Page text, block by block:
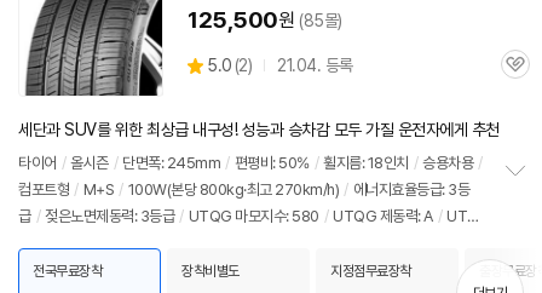
125,500원 (85몰)
별
5.0 (상
2) 21.04. 등록
관
세단과 SUV를 위한 최상급 내구성! 성능과 승차감 모두 가질 운전자에게 추천
타이어 / 올시즌 / 단면폭: 245mm / 편평비: 50% / 휠지름: 18인치 / 승용차용 /
컴포트형 / M+S / 100W(본당 800kg·최고 270km/h) / 에너지효율등급: 3등
급 / 젖은노면제동력: 3등급 / UTQG 마모지수: 580 / UTQG 제동력: A / UTQ
치
기
전국무료장착 장착비별도 지정점무료장착 출장무료장